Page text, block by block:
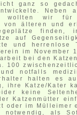
ganz so
Neben
wollten wir für
von älteren und
finden,
auf
und herrenlose
im November
bei den
100
notfalls
halten es
ihre Katze/Kater
keine
Katzenmütter
oder im Mülleimer
notwendig, als